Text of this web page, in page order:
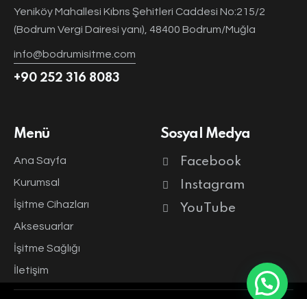
Yeniköy Mahallesi Kıbrıs Şehitleri Caddesi No:215/2
(Bodrum Vergi Dairesi yanı), 48400 Bodrum/Muğla
info@bodrumisitme.com
+90 252 316 8083
Menü
Ana Sayfa
Kurumsal
İşitme Cihazları
Aksesuarlar
İşitme Sağlığı
İletişim
Sosyal Medya
Facebook
Instagram
YouTube